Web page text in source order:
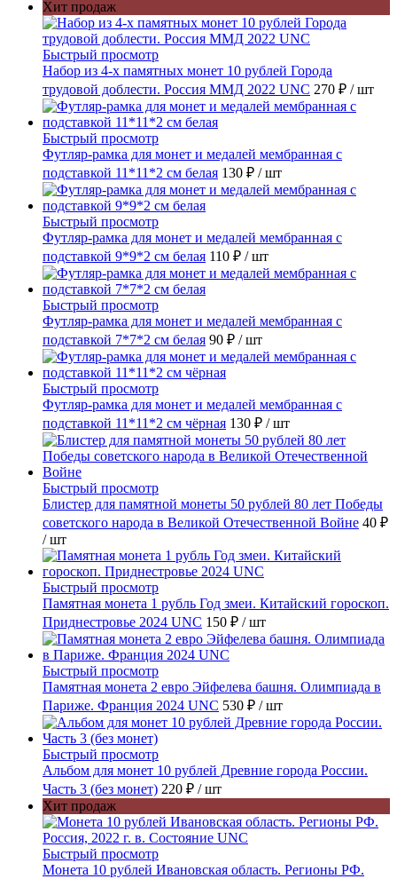
Хит продаж
Быстрый просмотр
Набор из 4-х памятных монет 10 рублей Города
трудовой доблести. Россия ММД 2022 UNC 270 ₽ / шт
Быстрый просмотр
Футляр-рамка для монет и медалей мембранная с
подставкой 11*11*2 см белая 130 ₽ / шт
Быстрый просмотр
Футляр-рамка для монет и медалей мембранная с
подставкой 9*9*2 см белая 110 ₽ / шт
Быстрый просмотр
Футляр-рамка для монет и медалей мембранная с
подставкой 7*7*2 см белая 90 ₽ / шт
Быстрый просмотр
Футляр-рамка для монет и медалей мембранная с
подставкой 11*11*2 см чёрная 130 ₽ / шт
Быстрый просмотр
Блистер для памятной монеты 50 рублей 80 лет Победы
советского народа в Великой Отечественной Войне 40 ₽
/ шт
Быстрый просмотр
Памятная монета 1 рубль Год змеи. Китайский гороскоп.
Приднестровье 2024 UNC 150 ₽ / шт
Быстрый просмотр
Памятная монета 2 евро Эйфелева башня. Олимпиада в
Париже. Франция 2024 UNC 530 ₽ / шт
Быстрый просмотр
Альбом для монет 10 рублей Древние города России.
Часть 3 (без монет) 220 ₽ / шт
Хит продаж
Быстрый просмотр
Монета 10 рублей Ивановская область. Регионы РФ.